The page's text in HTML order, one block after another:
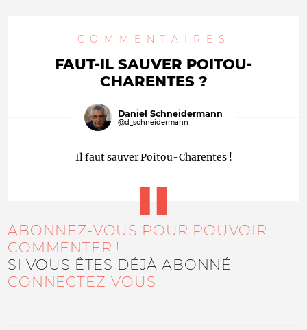
COMMENTAIRES
FAUT-IL SAUVER POITOU-
CHARENTES ?
Daniel Schneidermann
@d_schneidermann
Il faut sauver Poitou-Charentes !
ABONNEZ-VOUS POUR POUVOIR
COMMENTER !
SI VOUS ÊTES DÉJÀ ABONNÉ
CONNECTEZ-VOUS